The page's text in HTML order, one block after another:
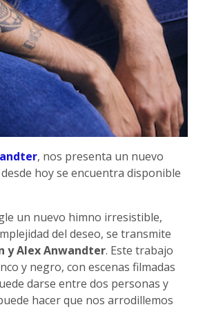
, nos presenta un nuevo
hoy se encuentra disponible
un nuevo himno irresistible,
del deseo, se transmite
y Alex Anwandter. Este trabajo
y negro, con escenas filmadas
darse entre dos personas y
hacer que nos arrodillemos